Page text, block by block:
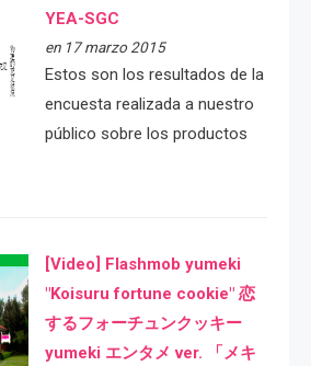
YEA-SGC
en 17 marzo 2015
Estos son los resultados de la
encuesta realizada a nuestro
público sobre los productos
[Video] Flashmob yumeki
"Koisuru fortune cookie" 恋
するフォーチュンクッキー
yumeki エンタメ ver. 「メキ